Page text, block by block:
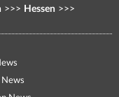
>>> Hessen >>>